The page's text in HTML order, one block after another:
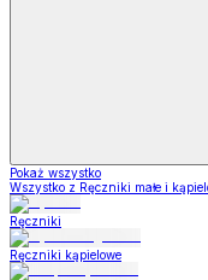
Pokaż wszystko
Wszystko z Ręczniki małe i
Ręczniki
Ręczniki kąpielowe